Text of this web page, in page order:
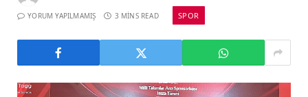
YORUM YAPILMAMIŞ 3 MINS READ SPOR